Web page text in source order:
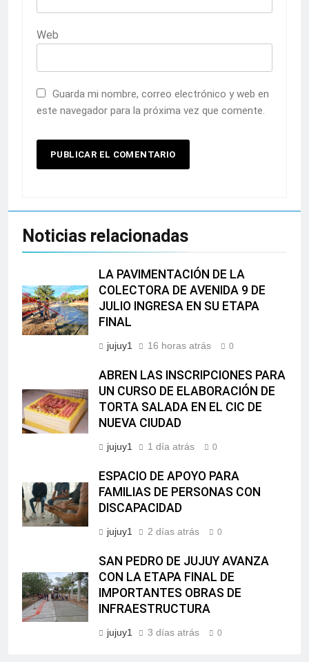
Web
Guarda mi nombre, correo electrónico y web en
este navegador para la próxima vez que comente.
Noticias relacionadas
LA PAVIMENTACIÓN DE LA
COLECTORA DE AVENIDA 9 DE
JULIO INGRESA EN SU ETAPA
FINAL
jujuy1 16 horas atrás 0
ABREN LAS INSCRIPCIONES PARA
UN CURSO DE ELABORACIÓN DE
TORTA SALADA EN EL CIC DE
NUEVA CIUDAD
jujuy1 1 día atrás 0
ESPACIO DE APOYO PARA
FAMILIAS DE PERSONAS CON
DISCAPACIDAD
jujuy1 2 días atrás 0
SAN PEDRO DE JUJUY AVANZA
CON LA ETAPA FINAL DE
IMPORTANTES OBRAS DE
INFRAESTRUCTURA
jujuy1 3 días atrás 0